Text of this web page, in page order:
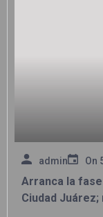
admin On
Arranca la
Ciudad